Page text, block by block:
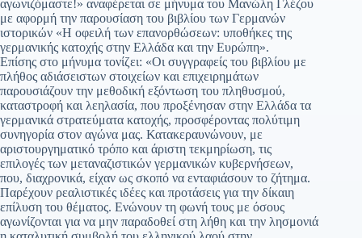
αγωνιζόμαστε!» αναφέρεται σε μήνυμα του Μανώλη Γλέζου
με αφορμή την παρουσίαση του βιβλίου των Γερμανών
ιστορικών «Η οφειλή των επανορθώσεων: υποθήκες της
γερμανικής κατοχής στην Ελλάδα και την Ευρώπη».
Επίσης στο μήνυμα τονίζει: «Οι συγγραφείς του βιβλίου με
πλήθος αδιάσειστων στοιχείων και επιχειρημάτων
παρουσιάζουν την μεθοδική εξόντωση του πληθυσμού,
καταστροφή και λεηλασία, που προξένησαν στην Ελλάδα τα
γερμανικά στρατεύματα κατοχής, προσφέροντας πολύτιμη
συνηγορία στον αγώνα μας. Κατακεραυνώνουν, με
αριστουργηματικό τρόπο και άριστη τεκμηρίωση, τις
επιλογές των μεταναζιστικών γερμανικών κυβερνήσεων,
που, διαχρονικά, είχαν ως σκοπό να ενταφιάσουν το ζήτημα.
Παρέχουν ρεαλιστικές ιδέες και προτάσεις για την δίκαιη
επίλυση του θέματος. Ενώνουν τη φωνή τους με όσους
αγωνίζονται για να μην παραδοθεί στη λήθη και την λησμονιά